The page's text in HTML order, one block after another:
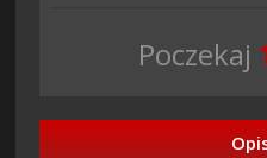
Poczekaj